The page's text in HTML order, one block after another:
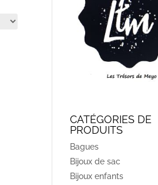
CATÉGORIES DE
PRODUITS
Bagues
Bijoux de sac
Bijoux enfants